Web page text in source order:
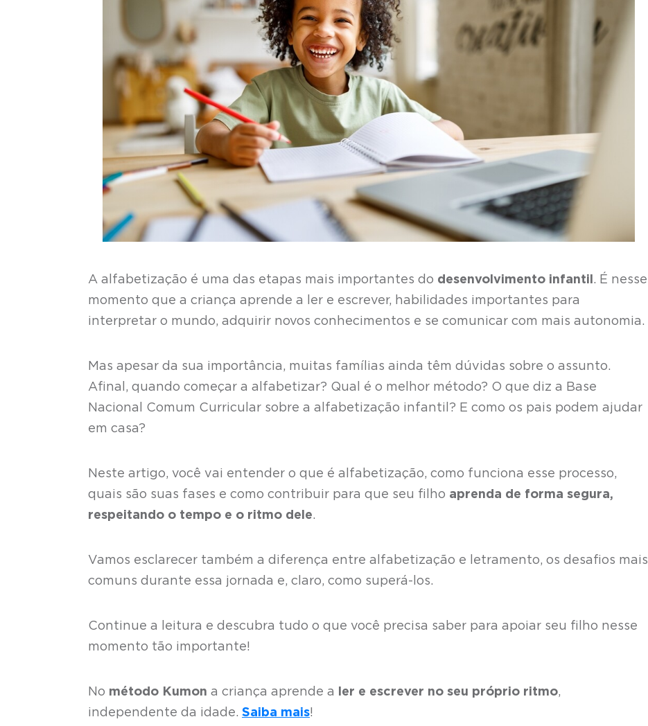
A alfabetização é uma das etapas mais importantes do desenvolvimento infantil . É nesse
momento que a criança aprende a ler e escrever, habilidades importantes para
interpretar o mundo, adquirir novos conhecimentos e se comunicar com mais autonomia.
Mas apesar da sua importância, muitas famílias ainda têm dúvidas sobre o assunto.
Afinal, quando começar a alfabetizar? Qual é o melhor método? O que diz a Base
Nacional Comum Curricular sobre a alfabetização infantil? E como os pais podem ajudar
em casa?
Neste artigo, você vai entender o que é alfabetização, como funciona esse processo,
quais são suas fases e como contribuir para que seu filho aprenda de forma segura,
respeitando o tempo e o ritmo dele.
Vamos esclarecer também a diferença entre alfabetização e letramento, os desafios mais
comuns durante essa jornada e, claro, como superá-los.
Continue a leitura e descubra tudo o que você precisa saber para apoiar seu filho nesse
momento tão importante!
No método Kumon a criança aprende a ler e escrever no seu próprio ritmo,
independente da idade. Saiba mais!